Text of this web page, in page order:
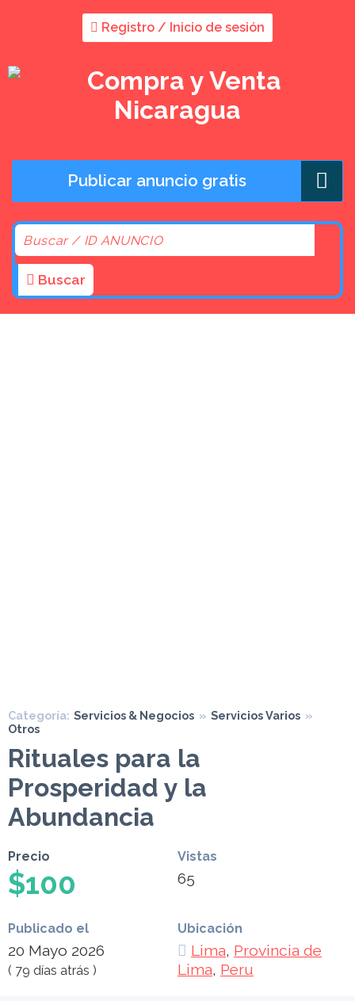
Registro / Inicio de sesión
Publicar anuncio gratis
Buscar
Categoría: Servicios & Negocios » Servicios Varios »
Otros
Rituales para la
Prosperidad y la
Abundancia
Precio
$100
Vistas
65
Publicado el
20 Mayo 2026
( 79 días atrás )
Ubicación
Lima, Provincia de
Lima, Peru